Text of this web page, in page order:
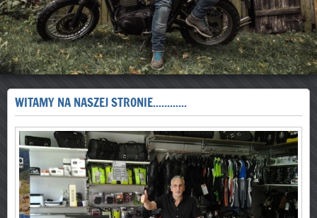
WITAMY NA NASZEJ STRONIE............